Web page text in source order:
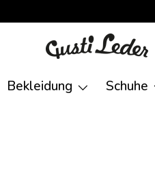
Bekleidung Schuhe